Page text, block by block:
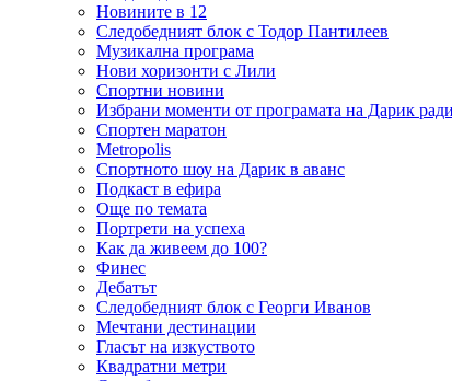
Новините в 12
Следобедният блок с Тодор Пантилеев
Музикална програма
Нови хоризонти с Лили
Спортни новини
Избрани моменти от програмата на Дарик
Спортен маратон
Metropolis
Спортното шоу на Дарик в аванс
Подкаст в ефира
Още по темата
Портрети на успеха
Как да живеем до 100?
Финес
Дебатът
Следобедният блок с Георги Иванов
Мечтани дестинации
Гласът на изкуството
Квадратни метри